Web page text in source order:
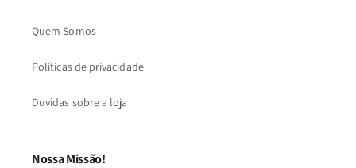
Quem Somos
Políticas de privacidade
Duvidas sobre a loja
Nossa Missão!